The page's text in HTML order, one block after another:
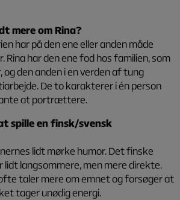
mere om Rina?
har på den ene eller anden måde
har den ene fod hos familien, som
og den anden i en verden af tung
De to karakterer i én person
at portrættere.
spille en finsk/svensk
lidt mørke humor. Det finske
langsommere, men mere direkte.
taler mere om emnet og forsøger at
tager unødig energi.